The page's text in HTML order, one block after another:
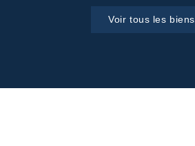
Voir tous les biens